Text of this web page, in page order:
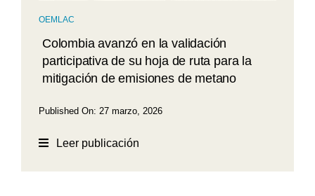
OEMLAC
Colombia avanzó en la validación
participativa de su hoja de ruta para la
mitigación de emisiones de metano
Published On: 27 marzo, 2026
Leer publicación